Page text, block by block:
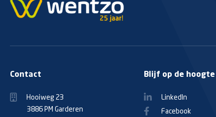
Contact
Hooiweg 23
3886 PM Garderen
Blijf op de hoogte
LinkedIn
Facebook